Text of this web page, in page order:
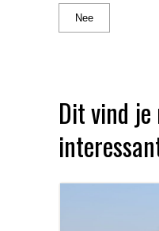
Nee
Dit vind je